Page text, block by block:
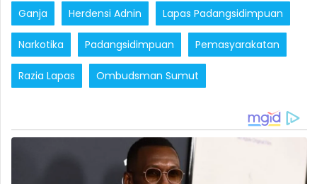
Ganja Herdensi Adnin Lapas Padangsidimpuan
Narkotika Padangsidimpuan Pemasyarakatan
Razia Lapas Ombudsman Sumut